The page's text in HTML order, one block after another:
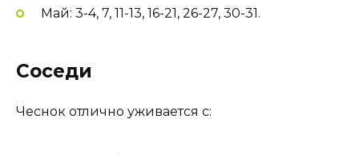
Май: 3-4, 7, 11-13, 16-21, 26-27, 30-31.
Соседи
Чеснок отлично уживается с: